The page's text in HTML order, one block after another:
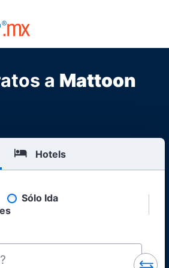
a Mattoon
Hotels
type
Sólo Ida
seating class.